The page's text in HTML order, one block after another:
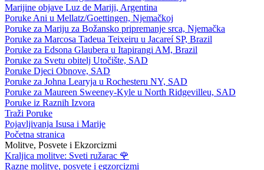
Marijine objave Luz de Mariji, Argentina
Poruke Ani u Mellatz/Goettingen, Njemačkoj
Poruke za Mariju za Božansko pripremanje srca, Njemačka
Poruke za Marcosa Tadeua Teixeiru u Jacareí SP, Brazil
Poruke za Edsona Glaubera u Itapirangi AM, Brazil
Poruke za Svetu obitelj Utočište, SAD
Poruke Djeci Obnove, SAD
Poruke za Johna Learyja u Rochesteru NY, SAD
Poruke za Maureen Sweeney-Kyle u North Ridgevilleu, SAD
Poruke iz Raznih Izvora
Traži Poruke
Pojavljivanja Isusa i Marije
Početna stranica
Molitve, Posvete i Ekzorcizmi
Kraljica molitve: Sveti ružarac 🌹
Razne molitve, posvete i egzorcizmi